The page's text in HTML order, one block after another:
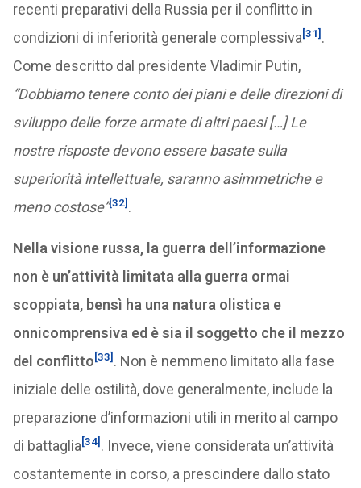
recenti preparativi della Russia per il conflitto in
condizioni di inferiorità generale complessiva[31] .
Come descritto dal presidente Vladimir Putin,
“Dobbiamo tenere conto dei piani e delle direzioni di
sviluppo delle forze armate di altri paesi […] Le
nostre risposte devono essere basate sulla
superiorità intellettuale, saranno asimmetriche e
meno costose”[32] .
Nella visione russa, la guerra dell’informazione
non è un’attività limitata alla guerra ormai
scoppiata, bensì ha una natura olistica e
onnicomprensiva ed è sia il soggetto che il mezzo
del conflitto[33] . Non è nemmeno limitato alla fase
iniziale delle ostilità, dove generalmente, include la
preparazione d’informazioni utili in merito al campo
di battaglia[34] . Invece, viene considerata un’attività
costantemente in corso, a prescindere dallo stato